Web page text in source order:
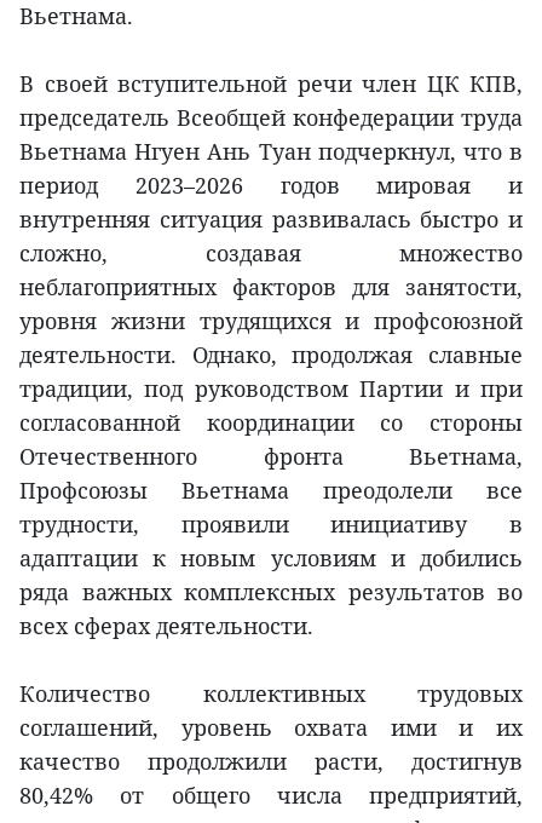
Вьетнама.
В своей вступительной речи член ЦК КПВ,
председатель Всеобщей конфедерации труда
Вьетнама Нгуен Ань Туан подчеркнул, что в
период 2023–2026 годов мировая и
внутренняя ситуация развивалась быстро и
сложно, создавая множество
неблагоприятных факторов для занятости,
уровня жизни трудящихся и профсоюзной
деятельности. Однако, продолжая славные
традиции, под руководством Партии и при
согласованной координации со стороны
Отечественного фронта Вьетнама,
Профсоюзы Вьетнама преодолели все
трудности, проявили инициативу в
адаптации к новым условиям и добились
ряда важных комплексных результатов во
всех сферах деятельности.
Количество коллективных трудовых
соглашений, уровень охвата ими и их
качество продолжили расти, достигнув
80,42% от общего числа предприятий,